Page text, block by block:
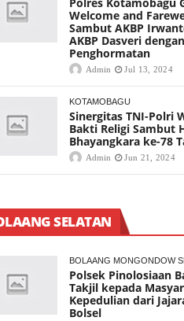
Welcome and
Sambut AKBP
AKBP Dasveri
Penghormatan
Admin Jul 13, 2024
KOTAMOBAGU
Sinergitas TNI-Polri
Bakti Religi Sambut
Bhayangkara ke-78
Admin Jun 21, 2024
SELATAN
BOLAANG MONGONDOW
Polsek Pinolosiaan
Takjil kepada
Kepedulian dari
Bolsel